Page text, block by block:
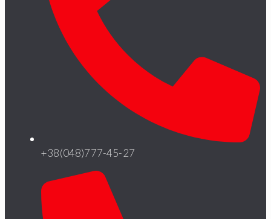
+38(048)777-45-27